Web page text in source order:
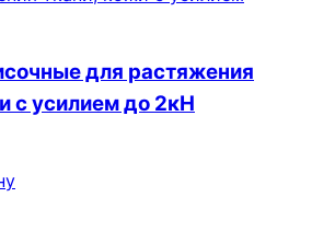
для растяжения
с усилием до 2кН